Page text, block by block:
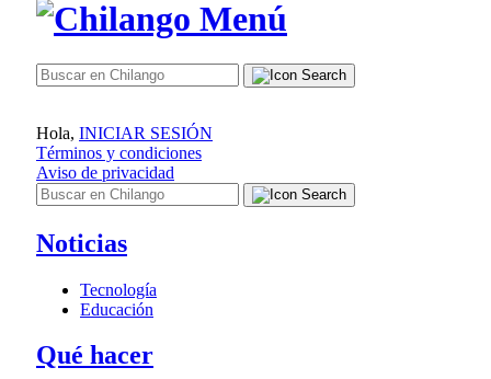
Hola, INICIAR SESIÓN
Términos y condiciones
Aviso de privacidad
Noticias
Tecnología
Educación
Qué hacer